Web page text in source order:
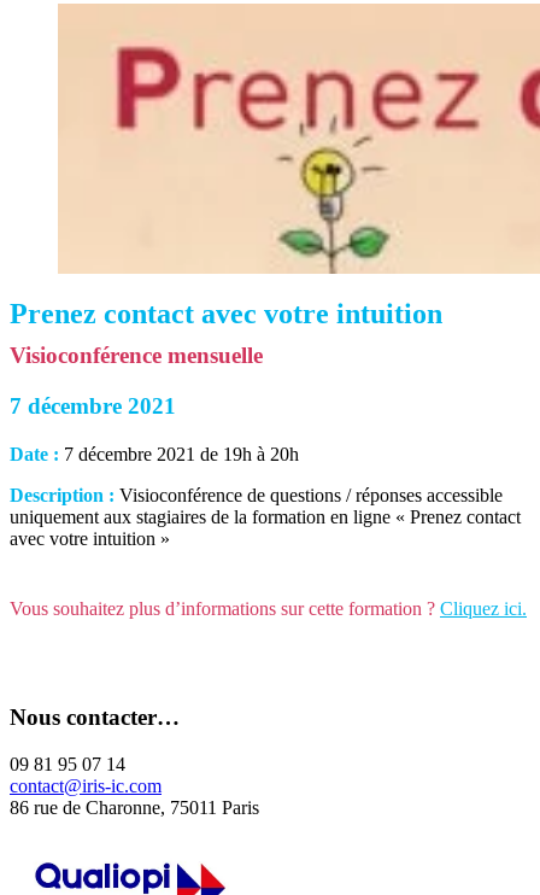
Prenez contact avec votre intuition
Visioconférence mensuelle
7 décembre 2021
Date : 7 décembre 2021 de 19h à 20h
Description : Visioconférence de questions / réponses accessible
uniquement aux stagiaires de la formation en ligne « Prenez contact
avec votre intuition »
Vous souhaitez plus d’informations sur cette formation ? Cliquez ici.
Nous contacter…
09 81 95 07 14
contact@iris-ic.com
86 rue de Charonne, 75011 Paris